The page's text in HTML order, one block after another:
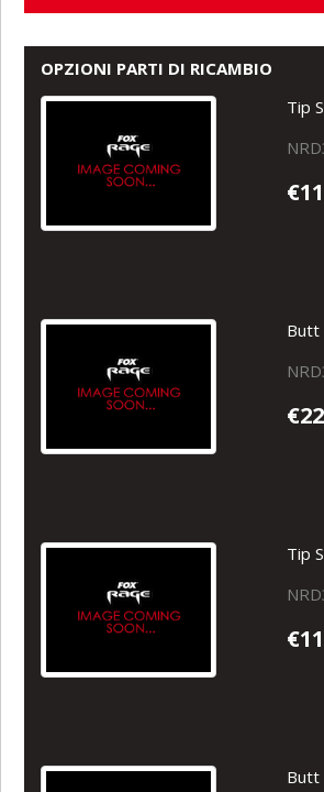
OPZIONI PARTI DI RICAMBIO
Tip
Butt
Tip
Butt